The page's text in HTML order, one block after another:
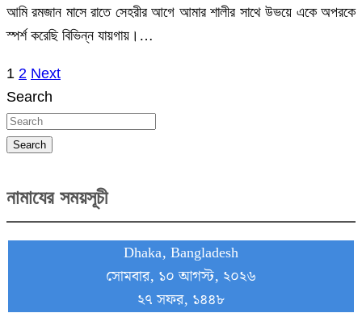
আমি রমজান মাসে রাতে সেহরীর আগে আমার শালীর সাথে উভয়ে একে অপরকে
স্পর্শ করেছি বিভিন্ন যায়গায়।…
Posts
pagination
1 2 Next
Search
Search
নামাযের সময়সূচী
Dhaka, Bangladesh
সোমবার, ১০ আগস্ট, ২০২৬
২৭ সফর, ১৪৪৮